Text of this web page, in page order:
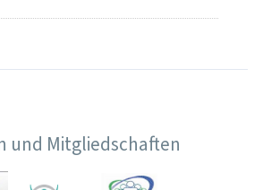
und Mitgliedschaften